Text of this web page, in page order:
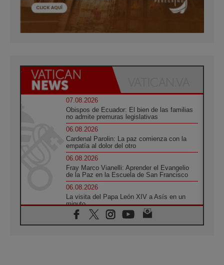
07.08.2026
Obispos de Ecuador: El bien de las familias
no admite premuras legislativas
06.08.2026
Cardenal Parolin: La paz comienza con la
empatía al dolor del otro
06.08.2026
Fray Marco Vianelli: Aprender el Evangelio
de la Paz en la Escuela de San Francisco
06.08.2026
La visita del Papa León XIV a Asís en un
minuto
06.08.2026
El agradecimiento de los jóvenes al Papa: